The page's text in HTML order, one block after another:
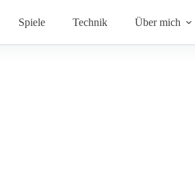
Spiele Technik Über mich